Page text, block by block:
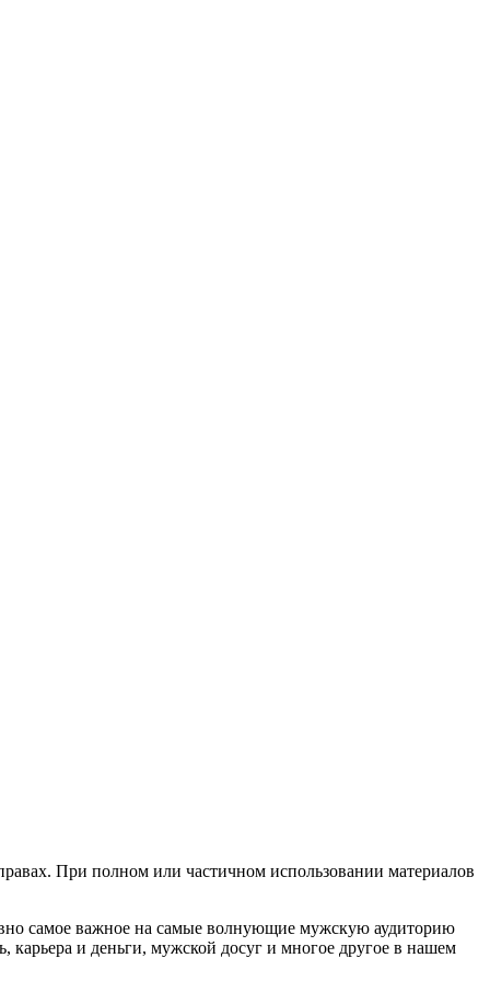
При полном или частичном использовании материалов
самое важное на самые волнующие мужскую аудиторию
и деньги, мужской досуг и многое другое в нашем